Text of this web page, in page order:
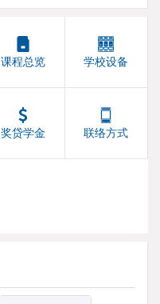
课程总览 学校设备
奖贷学金 联络方式